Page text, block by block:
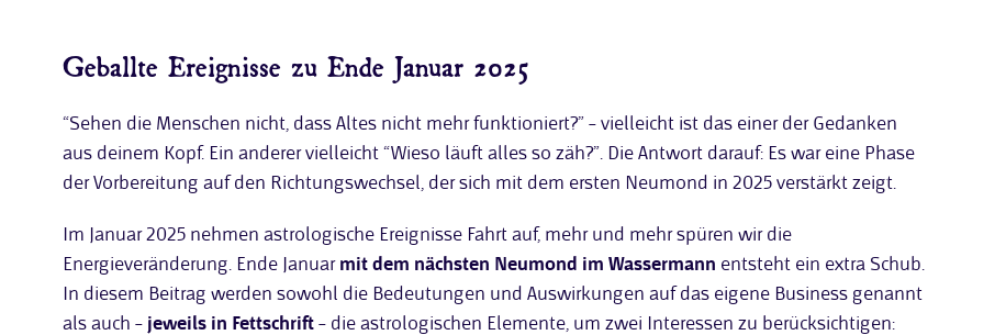
Geballte Ereignisse zu Ende Januar 2025
“Sehen die Menschen nicht, dass Altes nicht mehr funktioniert?” – vielleicht ist das einer der Gedanken
aus deinem Kopf. Ein anderer vielleicht “Wieso läuft alles so zäh?”. Die Antwort darauf: Es war eine Phase
der Vorbereitung auf den Richtungswechsel, der sich mit dem ersten Neumond in 2025 verstärkt zeigt.
Im Januar 2025 nehmen astrologische Ereignisse Fahrt auf, mehr und mehr spüren wir die
Energieveränderung. Ende Januar mit dem nächsten Neumond im Wassermann entsteht ein extra Schub.
In diesem Beitrag werden sowohl die Bedeutungen und Auswirkungen auf das eigene Business genannt
als auch – jeweils in Fettschrift – die astrologischen Elemente, um zwei Interessen zu berücksichtigen: